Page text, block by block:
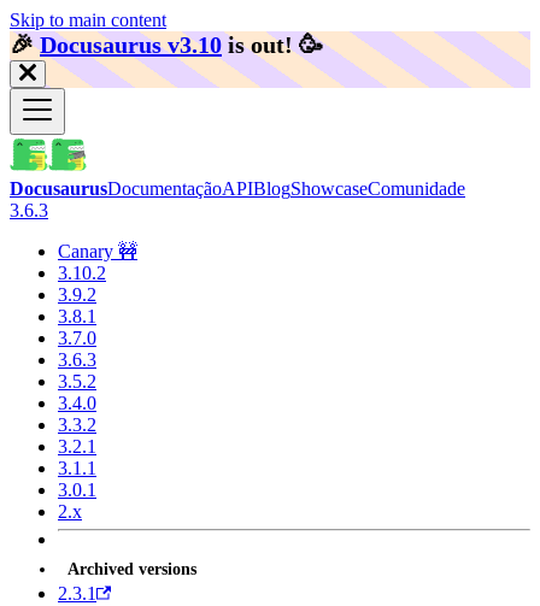
Skip to main content
🎉️Docusaurus v3.10 is out! 🥳️
DocusaurusDocumentaçãoAPIBlogShowcaseComunidade
3.6.3
Canary 🚧
3.10.2
3.9.2
3.8.1
3.7.0
3.6.3
3.5.2
3.4.0
3.3.2
3.2.1
3.1.1
3.0.1
2.x
Archived versions
2.3.1